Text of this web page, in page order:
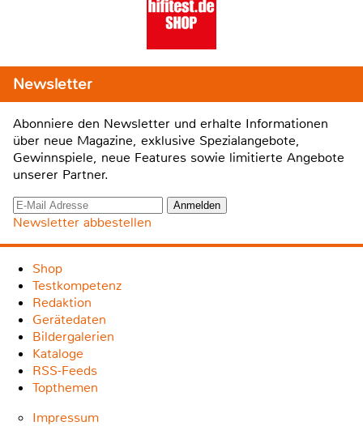
Newsletter
Abonniere den Newsletter und erhalte Informationen
über neue Magazine, exklusive Spezialangebote,
Gewinnspiele, neue Features sowie limitierte Angebote
unserer Partner.
Newsletter abbestellen
Shop
Testkompetenz
Redaktion
Gerätedaten
Bildergalerien
Kataloge
RSS-Feeds
Topthemen
Impressum